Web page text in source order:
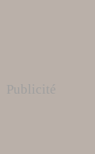
Publicité